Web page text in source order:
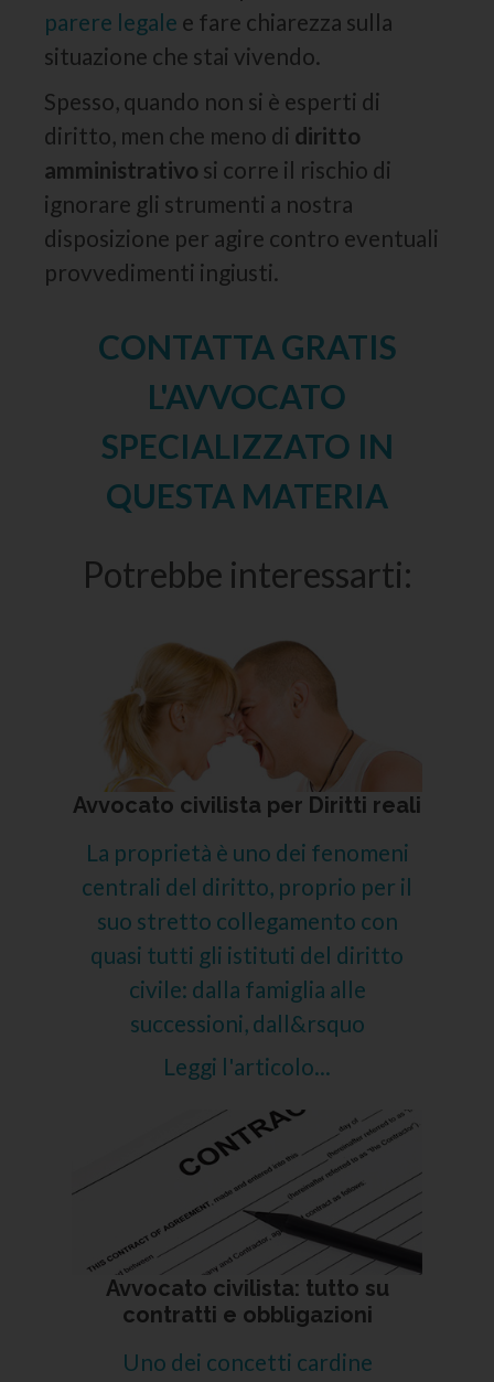
parere legale e fare chiarezza sulla
situazione che stai vivendo.
Spesso, quando non si è esperti di
diritto, men che meno di diritto
amministrativo si corre il rischio di
ignorare gli strumenti a nostra
disposizione per agire contro eventuali
provvedimenti ingiusti.
CONTATTA GRATIS
L'AVVOCATO
SPECIALIZZATO IN
QUESTA MATERIA
Potrebbe interessarti:
Avvocato civilista per Diritti reali
La proprietà è uno dei fenomeni
centrali del diritto, proprio per il
suo stretto collegamento con
quasi tutti gli istituti del diritto
civile: dalla famiglia alle
successioni, dall&rsquo
Leggi l'articolo...
Avvocato civilista: tutto su
contratti e obbligazioni
Uno dei concetti cardine